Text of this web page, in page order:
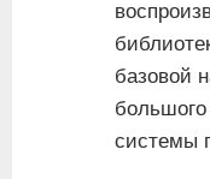
базовой
системы